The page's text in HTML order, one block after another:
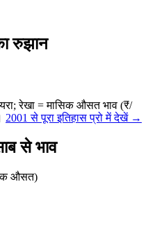
रुझान
रेखा = मासिक औसत भाव (₹/
2001 से पूरा इतिहास प्रो में देखें →
से भाव
औसत)